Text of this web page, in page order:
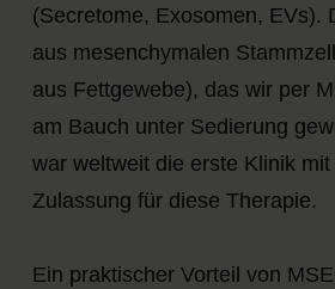
(Secretome, Exosomen, EVs).
aus mesenchymalen
aus Fettgewebe), das wir per
am Bauch unter Sedierung
war weltweit die erste Klinik
Zulassung für diese Therapie.
Ein praktischer Vorteil von